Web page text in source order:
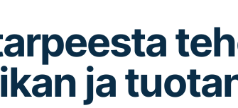
ja